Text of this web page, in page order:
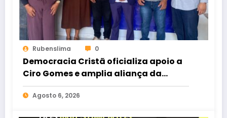
Rubenslima 0
Democracia Cristã oficializa apoio a
Ciro Gomes e amplia aliança da
oposição no Ceará
Agosto 6, 2026